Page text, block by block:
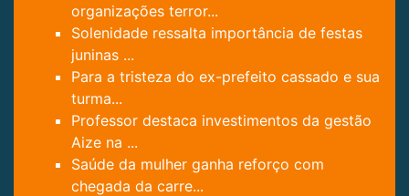
organizações terror...
Solenidade ressalta importância de festas
juninas ...
Para a tristeza do ex-prefeito cassado e sua
turma...
Professor destaca investimentos da gestão
Aize na ...
Saúde da mulher ganha reforço com
chegada da carre...